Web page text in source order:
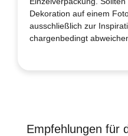
Dekoration auf einem
ausschließlich zur
chargenbedingt
Produktgalerie
Empfehlungen für